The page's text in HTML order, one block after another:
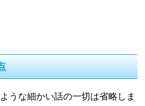
うな細かい話の一切は省略しま